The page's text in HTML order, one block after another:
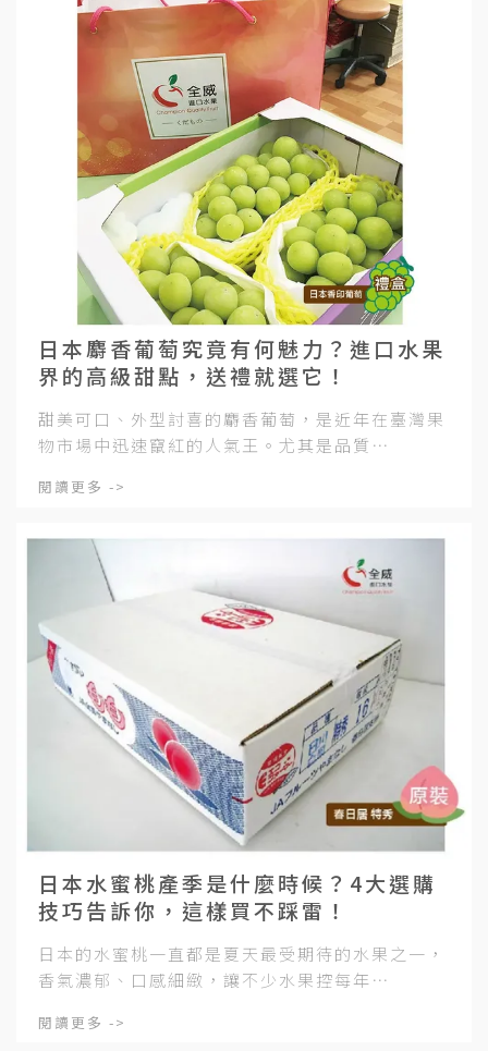
日本麝香葡萄究竟有何魅力？進口水果
界的高級甜點，送禮就選它！
甜美可口、外型討喜的麝香葡萄，是近年在臺灣果
物市場中迅速竄紅的人氣王。尤其是品質⋯
閱讀更多 ->
日本水蜜桃產季是什麼時候？4大選購
技巧告訴你，這樣買不踩雷！
日本的水蜜桃一直都是夏天最受期待的水果之一，
香氣濃郁、口感細緻，讓不少水果控每年⋯
閱讀更多 ->